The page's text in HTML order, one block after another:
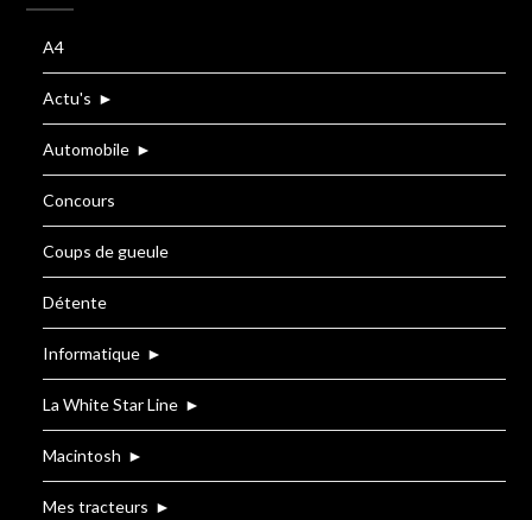
A4
Actu's ►
Automobile ►
Concours
Coups de gueule
Détente
Informatique ►
La White Star Line ►
Macintosh ►
Mes tracteurs ►